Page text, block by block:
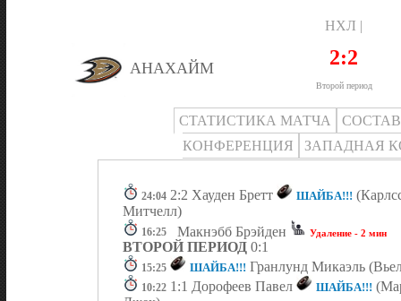
НХЛ |
АНАХАЙМ 2:2
Второй период
СТАТИСТИКА МАТЧА
КОНФЕРЕНЦИЯ
ЗАПАДНАЯ
24:04 2:2 Хауден Бретт ШАЙБА!!!
Митчелл)
16:25 Макнэбб Брэйден Удаление - 2 мин
ВТОРОЙ ПЕРИОД 0:1
15:25 ШАЙБА!!! Гранлунд Микаэль
10:22 1:1 Дорофеев Павел ШАЙБА!!!